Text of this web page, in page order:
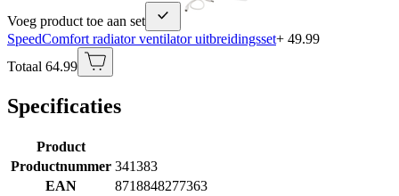
Voeg product toe aan set
SpeedComfort radiator ventilator uitbreidingsset+ 49.99
Totaal 64.99
Specificaties
Product
Productnummer 341383
EAN
8718848277363